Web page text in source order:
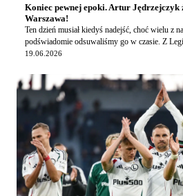
Koniec pewnej epoki. Artur Jędrzejczyk
Warszawa!
Ten dzień musiał kiedyś nadejść, choć wielu z
podświadomie odsuwaliśmy go w czasie. Z
kapitan zespołu, Artur Jędr…
19.06.2026